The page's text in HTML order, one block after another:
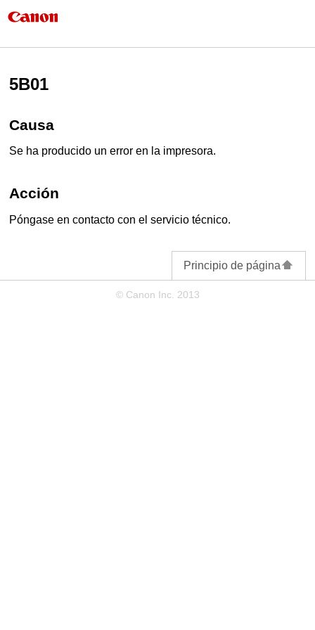
5B01
Causa
Se ha producido un error en la impresora.
Acción
Póngase en contacto con el servicio técnico.
Principio de página
© Canon Inc. 2013